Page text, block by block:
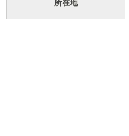
所在地